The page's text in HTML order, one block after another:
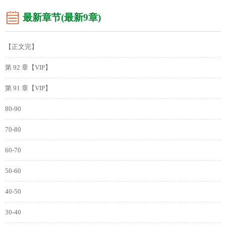
最新章节(最新9章)
【正文完】
第 92 章【VIP】
第 91 章【VIP】
80-90
70-80
60-70
50-60
40-50
30-40